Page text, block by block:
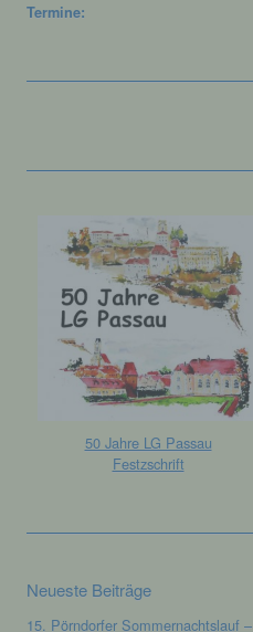
Termine:
50 Jahre LG Passau
Festzschrift
Neueste Beiträge
15. Pörndorfer Sommernachtslauf –